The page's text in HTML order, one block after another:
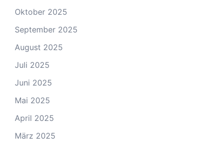
Oktober 2025
September 2025
August 2025
Juli 2025
Juni 2025
Mai 2025
April 2025
März 2025